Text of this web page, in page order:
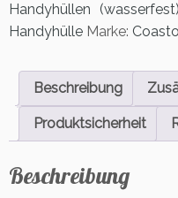
h
o
e
Handyhüllen (wasserfest)
Handyhülle Marke: Coasto
Beschreibung
Produktsicherheit
Beschreibung